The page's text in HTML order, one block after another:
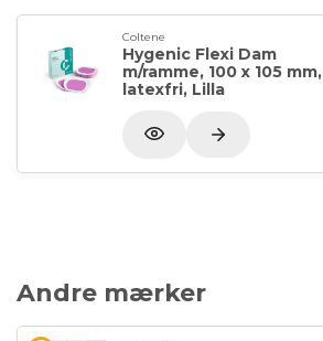
Coltene
Hygenic Flexi Dam
m/ramme, 100 x 105 mm,
latexfri, Lilla
Andre mærker